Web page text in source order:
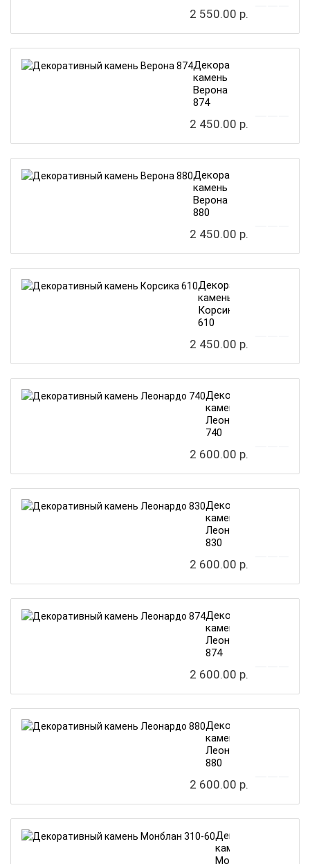
2 550.00 р.
Декоративный
камень
Верона
874
2 450.00 р.
Декоративный
камень
Верона
880
2 450.00 р.
Декоративный
камень
Корсика
610
2 450.00 р.
Декоративный
камень
Леонардо
740
2 600.00 р.
Декоративный
камень
Леонардо
830
2 600.00 р.
Декоративный
камень
Леонардо
874
2 600.00 р.
Декоративный
камень
Леонардо
880
2 600.00 р.
Декоративный
камень
Монблан